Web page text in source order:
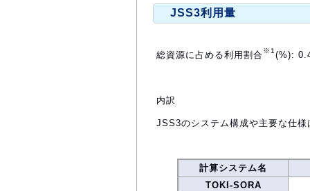
JSS3利用量
総資源に占める利用割合※1 (%):
内訳
JSS3のシステム構成や主要な仕様
計算システム名
TOKI-SORA